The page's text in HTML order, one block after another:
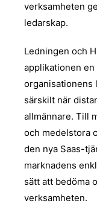
verksamheten
ledarskap.
Ledningen och
applikationen
organisationens
särskilt när
allmännare. Till
och medelstora
den nya Saas-
marknadens
sätt att bedöma
verksamheten.